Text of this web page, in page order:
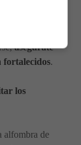
asegúrate
fortalecidos.
los
alfombra de